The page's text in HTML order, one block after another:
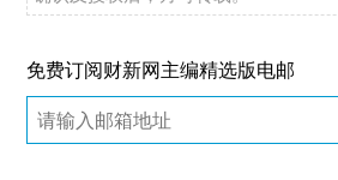
免费订阅财新网主编精选版电邮